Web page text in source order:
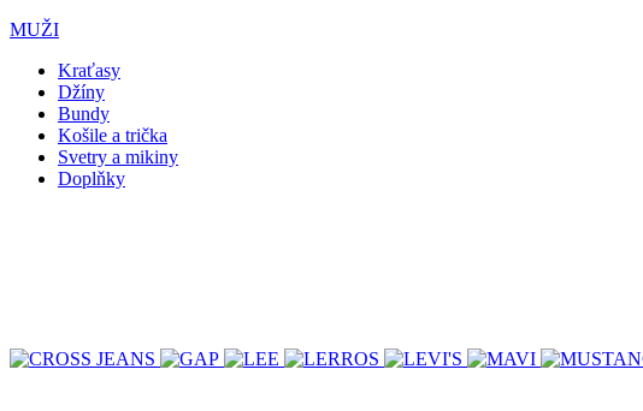
MUŽI
Kraťasy
Džíny
Bundy
Košile a trička
Svetry a mikiny
Doplňky